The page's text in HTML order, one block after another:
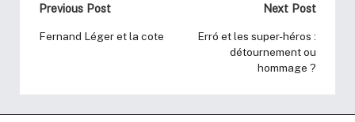
Previous Post
Fernand Léger et la cote
Next Post
Erró et les super-héros :
détournement ou
hommage ?